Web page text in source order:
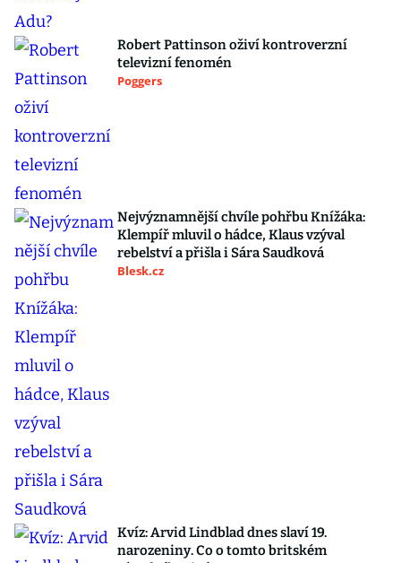
Robert Pattinson oživí kontroverzní
televizní fenomén
Poggers
Nejvýznamnější chvíle pohřbu Knížáka:
Klempíř mluvil o hádce, Klaus vzýval
rebelství a přišla i Sára Saudková
Blesk.cz
Kvíz: Arvid Lindblad dnes slaví 19.
narozeniny. Co o tomto britském